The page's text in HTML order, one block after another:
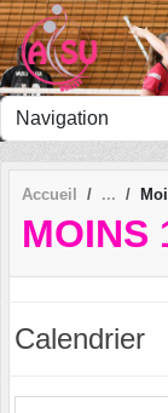
Accueil
MOINS
Calendrier
Panneau de